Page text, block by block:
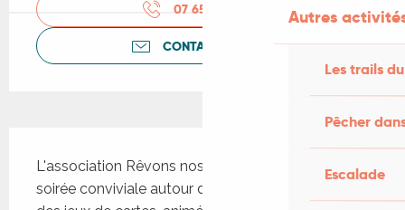
Autres
Les trails
Pêcher
Escalade
07 65 72 16
CONTACTEZ-NOUS
L'association Rêvons nos Villages propose une
soirée conviviale autour des jeux de société et